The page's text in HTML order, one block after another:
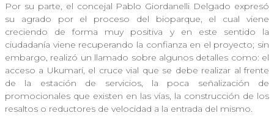
Por su parte, el concejal Pablo Giordanelli Delgado expresó
su agrado por el proceso del bioparque, el cual viene
creciendo de forma muy positiva y en este sentido la
ciudadanía viene recuperando la confianza en el proyecto; sin
embargo, realizó un llamado sobre algunos detalles como: el
acceso a Ukumarí, el cruce vial que se debe realizar al frente
de la estación de servicios, la poca señalización de
promocionales que existen en las vías, la construcción de los
resaltos o reductores de velocidad a la entrada del mismo.